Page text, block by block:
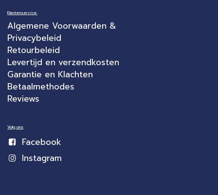
Klantenservice:
Algemene Voorwaarden &
Privacybeleid
Retourbeleid
Levertijd en verzendkosten
Garantie en Klachten
Betaalmethodes
Reviews
Volg ons
Facebook
Instagram